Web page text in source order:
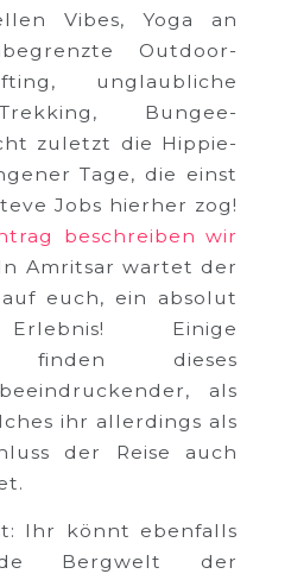
Vibes, Yoga an
Outdoor-
unglaubliche
Bungee-
zuletzt die Hippie-
Tage, die einst
Jobs hierher zog!
beschreiben wir
Amritsar wartet der
euch, ein absolut
Einige
finden dieses
als
ihr allerdings als
der Reise auch
Ihr könnt ebenfalls
Bergwelt der